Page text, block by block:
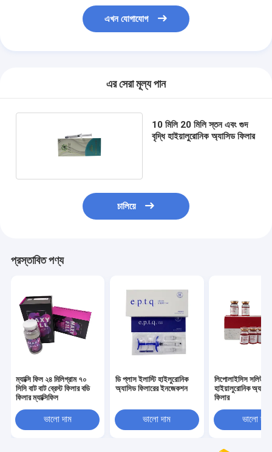
এখন যোগাযোগ
এর সেরা মূল্য পান
10 মিলি 20 মিলি স্তন এবং গুদ
বৃদ্ধি হাইয়ালুরোনিক অ্যাসিড ফিলার
চালিয়ে
প্রস্তাবিত পণ্য
ম্যাক্সি ফিল ২৪ মিলিগ্রাম ৭০
সিসি বাট বাট ব্রেস্ট ফিলার বডি
ফিলার ম্যাক্সিফিল
ভালো দাম
ডি প্লাস ইলাস্টি হাইলুরোনিক
অ্যাসিড ফিলারের ইনজেকশন
ভালো দাম
লিপোলাইসিস সলিউশন
হাইয়ালুরোনিক অ্যাসিড
ফিলার
ভালো দাম